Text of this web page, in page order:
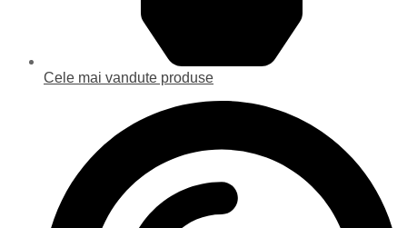
Cele mai vandute produse